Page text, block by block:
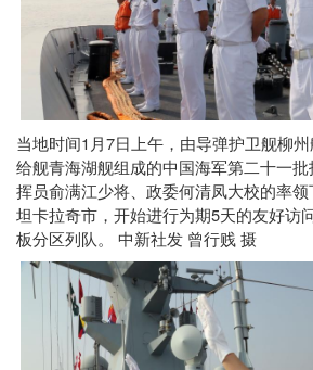
当地时间1 月 7日上午，由导弹护卫舰柳
给舰青海湖舰组成的中国海军第二十一
挥员俞满江少将、政委何清凤大校的率
坦卡拉奇市，开始进行为期5天的友好访
板分区列队。
中新社发 曾行贱 摄